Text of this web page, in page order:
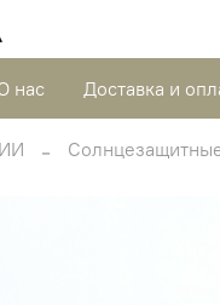
нас Доставка и